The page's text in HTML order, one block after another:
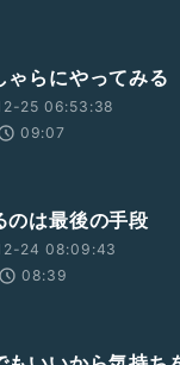
ゃらにやってみる
25 06:53:38
09:07
のは最後の手段
24 08:09:43
08:39